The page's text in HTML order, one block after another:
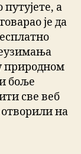
а
је да
природном
боље
све веб
на